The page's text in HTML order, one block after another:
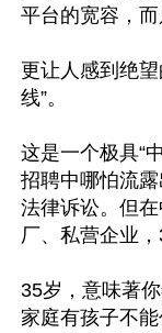
平台的宽容，
更让人感到绝
线”。
这是一个极具“
招聘中哪怕流
法律诉讼。但
厂、私营企业
35岁，意味著
家庭有孩子不